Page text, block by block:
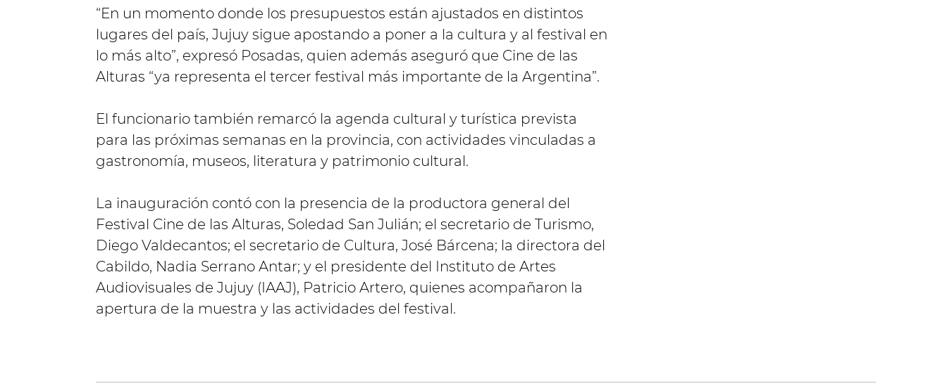
“En un momento donde los presupuestos están ajustados en distintos
lugares del país, Jujuy sigue apostando a poner a la cultura y al festival en
lo más alto”, expresó Posadas, quien además aseguró que Cine de las
Alturas “ya representa el tercer festival más importante de la Argentina”.
El funcionario también remarcó la agenda cultural y turística prevista
para las próximas semanas en la provincia, con actividades vinculadas a
gastronomía, museos, literatura y patrimonio cultural.
La inauguración contó con la presencia de la productora general del
Festival Cine de las Alturas, Soledad San Julián; el secretario de Turismo,
Diego Valdecantos; el secretario de Cultura, José Bárcena; la directora del
Cabildo, Nadia Serrano Antar; y el presidente del Instituto de Artes
Audiovisuales de Jujuy (IAAJ), Patricio Artero, quienes acompañaron la
apertura de la muestra y las actividades del festival.